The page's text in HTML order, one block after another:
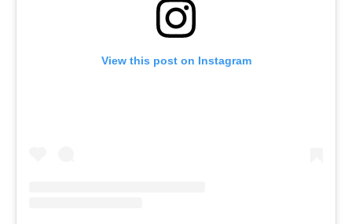
View this post on Instagram